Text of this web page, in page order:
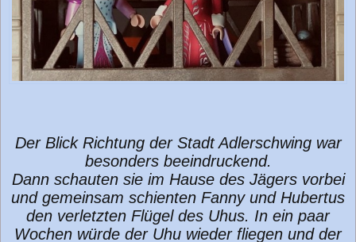
Der Blick Richtung der Stadt Adlerschwing war
besonders beeindruckend.
Dann schauten sie im Hause des Jägers vorbei
und gemeinsam schienten Fanny und Hubertus
den verletzten Flügel des Uhus. In ein paar
Wochen würde der Uhu wieder fliegen und der